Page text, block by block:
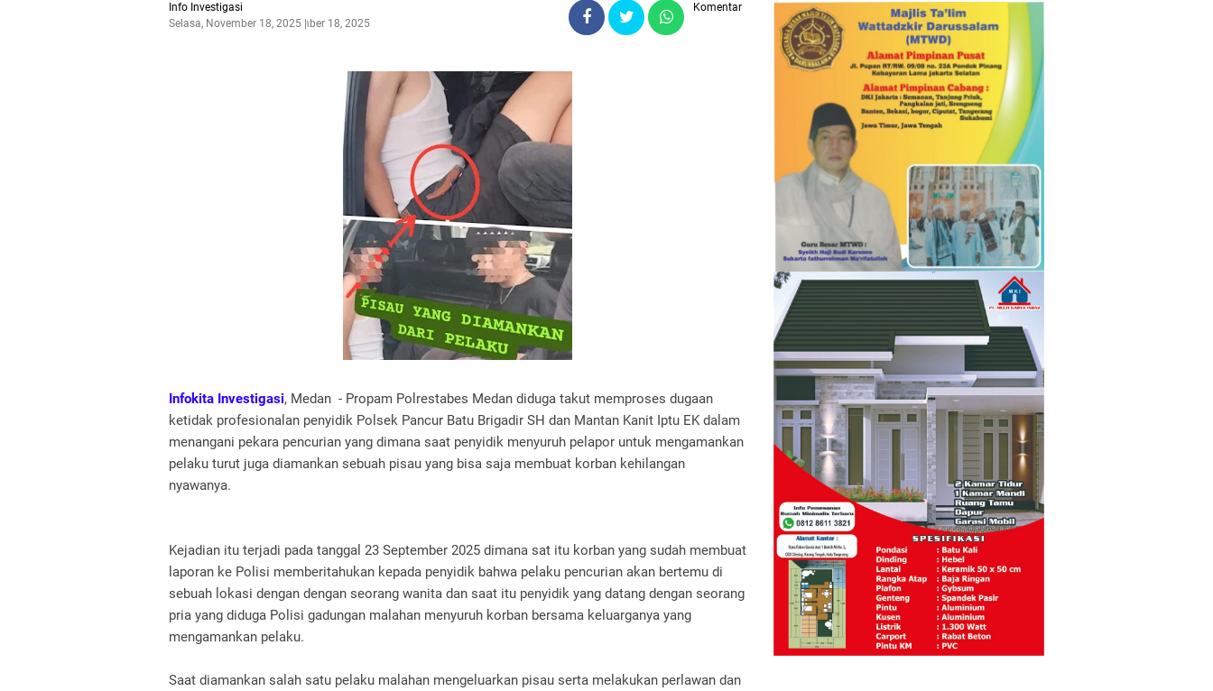
Info Investigasi
Selasa, November 18, 2025November 18, 2025
Komentar
Infokita Investigasi, Medan - Propam Polrestabes Medan diduga takut memproses dugaan
ketidak profesionalan penyidik Polsek Pancur Batu Brigadir SH dan Mantan Kanit Iptu EK dalam
menangani pekara pencurian yang dimana saat penyidik menyuruh pelapor untuk mengamankan
pelaku turut juga diamankan sebuah pisau yang bisa saja membuat korban kehilangan
nyawanya.
Kejadian itu terjadi pada tanggal 23 September 2025 dimana sat itu korban yang sudah membuat
laporan ke Polisi memberitahukan kepada penyidik bahwa pelaku pencurian akan bertemu di
sebuah lokasi dengan dengan seorang wanita dan saat itu penyidik yang datang dengan seorang
pria yang diduga Polisi gadungan malahan menyuruh korban bersama keluarganya yang
mengamankan pelaku.
Saat diamankan salah satu pelaku malahan mengeluarkan pisau serta melakukan perlawan dan